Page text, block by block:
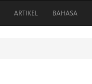
ARTIKEL BAHASA